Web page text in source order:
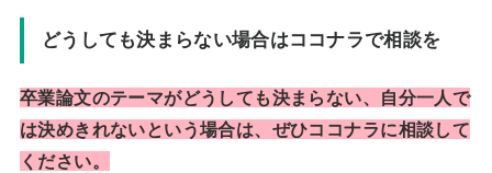
どうしても決まらない場合はココナラで相談を
卒業論文のテーマがどうしても決まらない、自分一人で
は決めきれないという場合は、ぜひココナラに相談して
ください。